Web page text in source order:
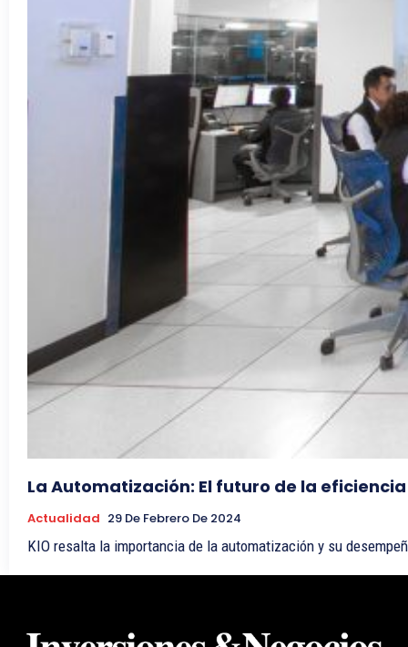
La Automatización: El futuro de la
Actualidad 29 De Febrero De 2024
KIO resalta la importancia de la automatización y su